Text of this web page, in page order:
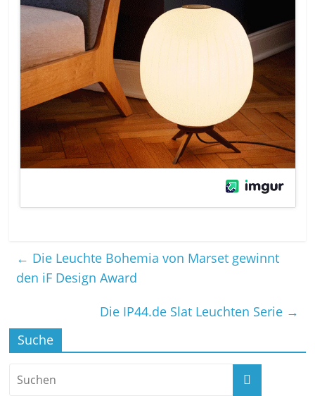
← Die Leuchte Bohemia von Marset gewinnt
den iF Design Award
Die IP44.de Slat Leuchten Serie →
Suche